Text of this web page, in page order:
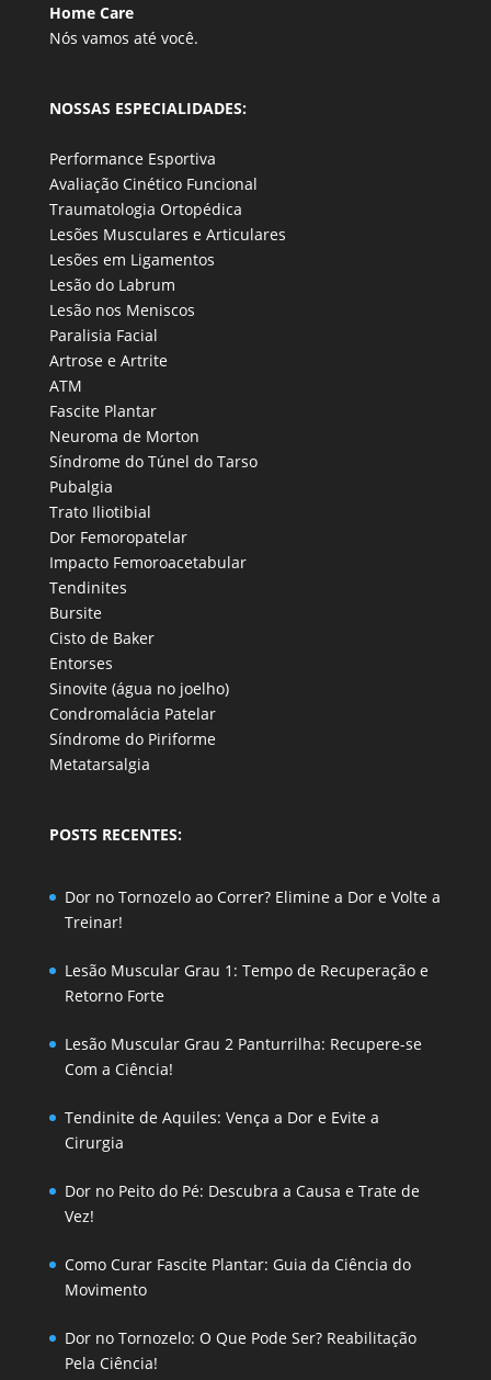
Home Care
Nós vamos até você.
NOSSAS ESPECIALIDADES:
Performance Esportiva
Avaliação Cinético Funcional
Traumatologia Ortopédica
Lesões Musculares e Articulares
Lesões em Ligamentos
Lesão do Labrum
Lesão nos Meniscos
Paralisia Facial
Artrose e Artrite
ATM
Fascite Plantar
Neuroma de Morton
Síndrome do Túnel do Tarso
Pubalgia
Trato Iliotibial
Dor Femoropatelar
Impacto Femoroacetabular
Tendinites
Bursite
Cisto de Baker
Entorses
Sinovite (água no joelho)
Condromalácia Patelar
Síndrome do Piriforme
Metatarsalgia
POSTS RECENTES:
Dor no Tornozelo ao Correr? Elimine a Dor e Volte a
Treinar!
Lesão Muscular Grau 1: Tempo de Recuperação e
Retorno Forte
Lesão Muscular Grau 2 Panturrilha: Recupere-se
Com a Ciência!
Tendinite de Aquiles: Vença a Dor e Evite a
Cirurgia
Dor no Peito do Pé: Descubra a Causa e Trate de
Vez!
Como Curar Fascite Plantar: Guia da Ciência do
Movimento
Dor no Tornozelo: O Que Pode Ser? Reabilitação
Pela Ciência!